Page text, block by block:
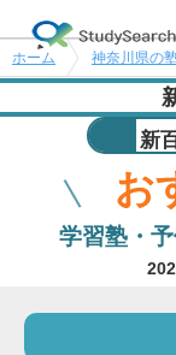
ホーム 神奈川県の
新
お
学習塾・